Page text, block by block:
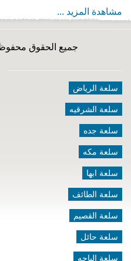
مشاهدة المزيد ...
جميع الحقوق
سلعة الرياض
سلعة الشرقيه
سلعة جده
سلعة مكه
سلعة ابها
سلعة الطائف
سلعة القصيم
سلعة حائل
سلعة الباحه